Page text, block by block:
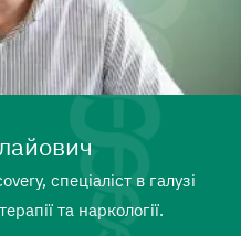
спеціаліст в галузі
та наркології.